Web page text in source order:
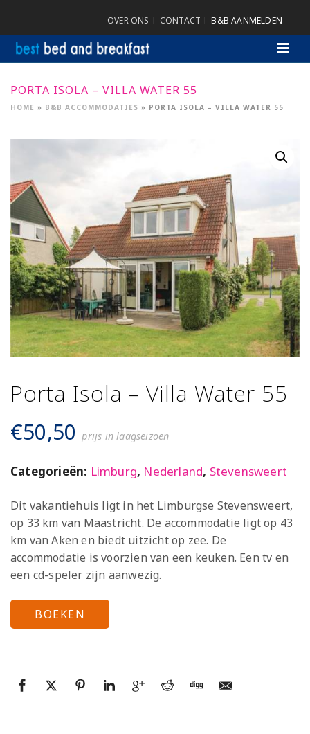
OVER ONS CONTACT B&B AANMELDEN
PORTA ISOLA – VILLA WATER 55
HOME » B&B ACCOMMODATIES » PORTA ISOLA – VILLA WATER 55
Porta Isola – Villa Water 55
€50,50 prijs in laagseizoen
Categorieën: Limburg, Nederland, Stevensweert
Dit vakantiehuis ligt in het Limburgse Stevensweert,
op 33 km van Maastricht. De accommodatie ligt op 43
km van Aken en biedt uitzicht op zee. De
accommodatie is voorzien van een keuken. Een tv en
een cd-speler zijn aanwezig.
BOEKEN